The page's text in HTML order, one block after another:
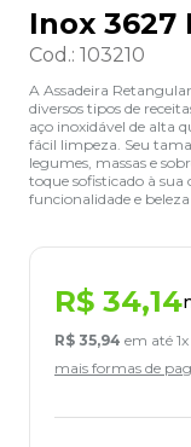
Inox 3627
Cod.: 103210
A Assadeira
diversos tipos de
aço inoxidável de alta
fácil limpeza. Seu
legumes, massas e
toque sofisticado à
funcionalidade e
R$ 34,14
R$ 35,94 em até 1x
mais formas de